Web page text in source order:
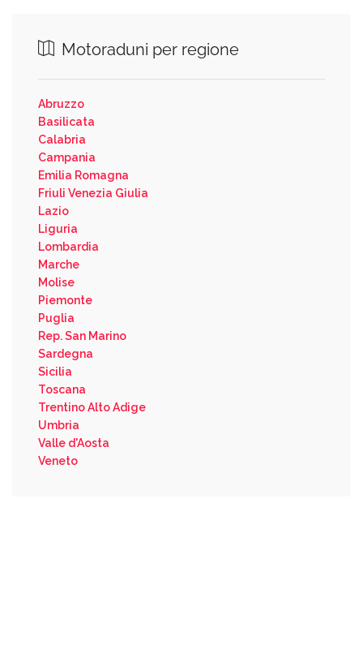
Motoraduni per regione
Abruzzo
Basilicata
Calabria
Campania
Emilia Romagna
Friuli Venezia Giulia
Lazio
Liguria
Lombardia
Marche
Molise
Piemonte
Puglia
Rep. San Marino
Sardegna
Sicilia
Toscana
Trentino Alto Adige
Umbria
Valle d'Aosta
Veneto